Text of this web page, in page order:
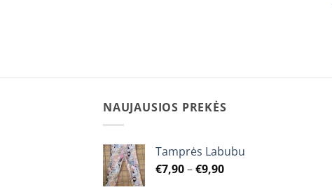
NAUJAUSIOS PREKĖS
Tamprės Labubu
€7,90–€9,90Price